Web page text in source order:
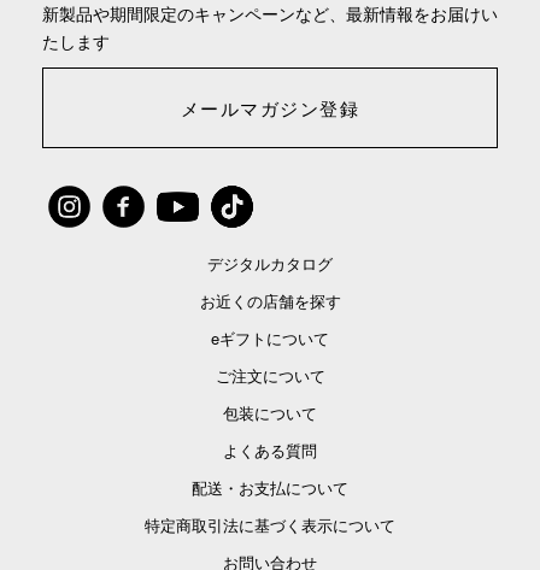
新製品や期間限定のキャンペーンなど、最新情報をお届けい
たします
メールマガジン登録
デジタルカタログ
お近くの店舗を探す
eギフトについて
ご注文について
包装について
よくある質問
配送・お支払について
特定商取引法に基づく表示について
お問い合わせ